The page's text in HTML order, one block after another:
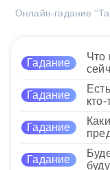
благоприятном
становятся
вам добиться
карты
стремлениями
жизни,
сферах вашего
Онлайн-гадание
Гадание
Что
Гадание
Гадание
Гадание